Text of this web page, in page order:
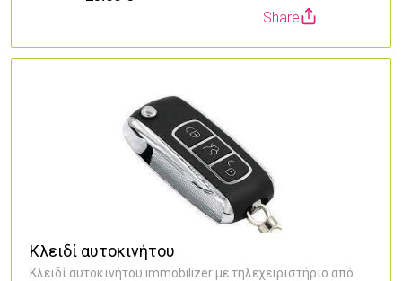
Share
Κλειδί αυτοκινήτου
Κλειδί αυτοκινήτου immobilizer με τηλεχειριστήριο από